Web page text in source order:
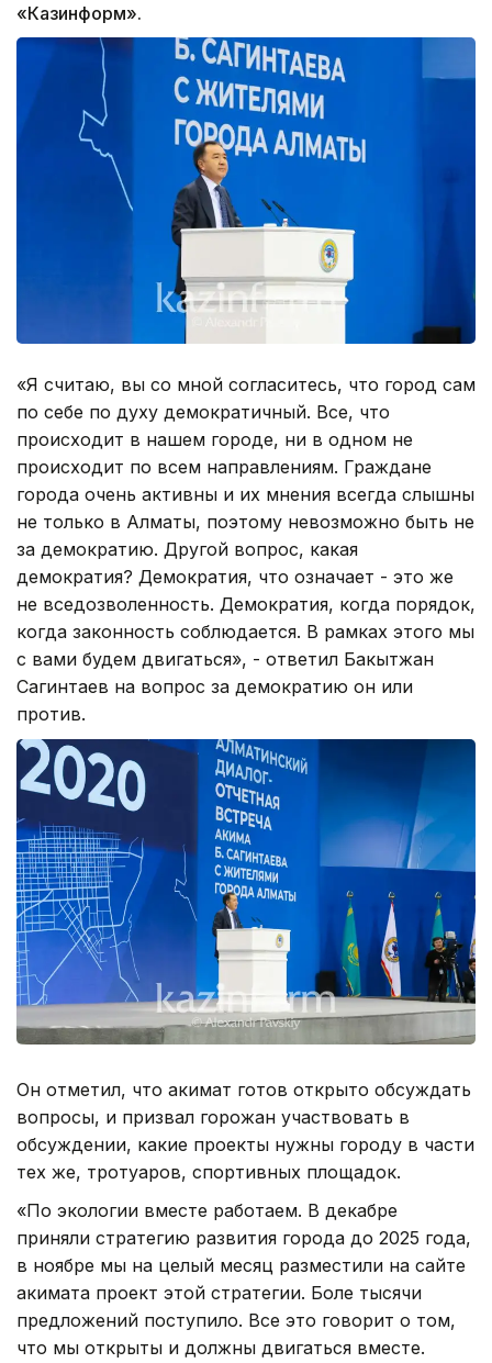
«Казинформ».
«Я считаю, вы со мной согласитесь, что город сам
по себе по духу демократичный. Все, что
происходит в нашем городе, ни в одном не
происходит по всем направлениям. Граждане
города очень активны и их мнения всегда слышны
не только в Алматы, поэтому невозможно быть не
за демократию. Другой вопрос, какая
демократия? Демократия, что означает - это же
не вседозволенность. Демократия, когда порядок,
когда законность соблюдается. В рамках этого мы
с вами будем двигаться», - ответил Бакытжан
Сагинтаев на вопрос за демократию он или
против.
Он отметил, что акимат готов открыто обсуждать
вопросы, и призвал горожан участвовать в
обсуждении, какие проекты нужны городу в части
тех же, тротуаров, спортивных площадок.
«По экологии вместе работаем. В декабре
приняли стратегию развития города до 2025 года,
в ноябре мы на целый месяц разместили на сайте
акимата проект этой стратегии. Боле тысячи
предложений поступило. Все это говорит о том,
что мы открыты и должны двигаться вместе.